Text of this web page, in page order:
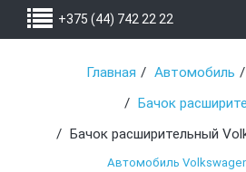
+375 (44) 742 22 22
Главная Автомобиль
Бачок
Бачок расширительный
Автомобиль